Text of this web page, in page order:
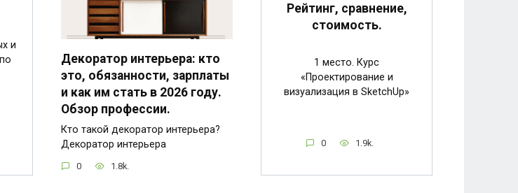
и
Декоратор интерьера: кто
это, обязанности, зарплаты
и как им стать в 2026 году.
Обзор профессии.
Кто такой декоратор интерьера?
Декоратор интерьера
0 1.8k.
Рейтинг, сравнение,
стоимость.
1 место. Курс
«Проектирование и
визуализация в SketchUp»
0 1.9k.